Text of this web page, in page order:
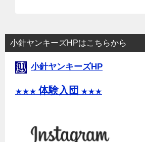
小針ヤンキーズHPはこちらから
小針ヤンキーズHP
★★★ 体験入団 ★★★